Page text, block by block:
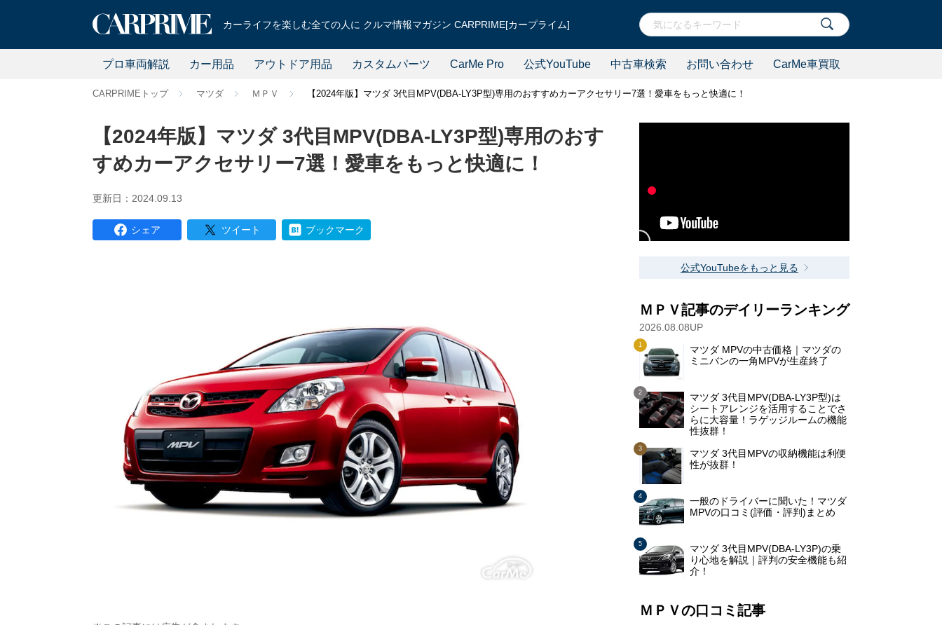
カーライフを楽しむ全ての人に クルマ情報マガジン CARPRIME[カープライム]
プロ車両解説 カー用品 アウトドア用品 カスタムパーツ CarMe Pro 公式YouTube 中古車検索 お問い合わせ CarMe車買取
CARPRIMEトップ マツダ ＭＰＶ 【2024年版】マツダ 3代目MPV(DBA-LY3P型)専用のおすすめカーアクセサリー7選！愛車をもっと快適に！
【2024年版】マツダ 3代目MPV(DBA-LY3P型)専用のおす
すめカーアクセサリー7選！愛車をもっと快適に！
更新日：2024.09.13
シェア ツイート ブックマーク
公式YouTubeをもっと見る
ＭＰＶ記事のデイリーランキング
2026.08.08UP
マツダ MPVの中古価格｜マツダの
ミニバンの一角MPVが生産終了
マツダ 3代目MPV(DBA-LY3P型)は
シートアレンジを活用することでさ
らに大容量！ラゲッジルームの機能
性抜群！
マツダ 3代目MPVの収納機能は利便
性が抜群！
一般のドライバーに聞いた！マツダ
MPVの口コミ(評価・評判)まとめ
マツダ 3代目MPV(DBA-LY3P)の乗
り心地を解説｜評判の安全機能も紹
介！
ＭＰＶの口コミ記事